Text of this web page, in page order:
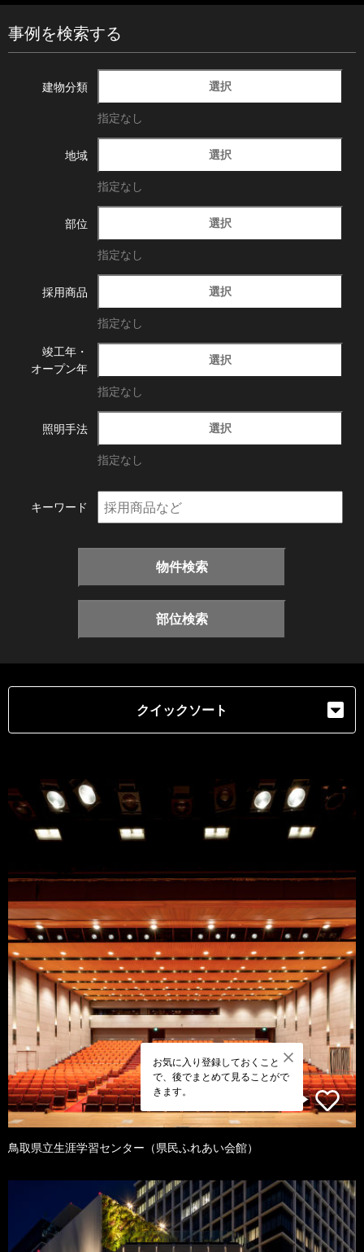
事例を検索する
建物分類 選択
指定なし
地域 選択
指定なし
部位 選択
指定なし
採用商品 選択
指定なし
竣工年・
オープン年
選択
指定なし
照明手法 選択
指定なし
キーワード
物件検索
部位検索
クイックソート
お気に入り登録しておくこと
で、後でまとめて見ることがで
きます。
鳥取県立生涯学習センター（県民ふれあい会館）